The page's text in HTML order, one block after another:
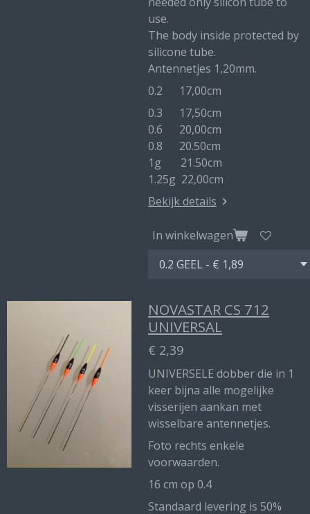
use.
The body inside protected by
silicone tube.
Antennetjes 1,20mm.
0.2 17,00cm
0.3 17,50cm
0.6 20,00cm
0.8 20.50cm
1g 21.50cm
1.25g 22,00cm
Bekijk details
In winkelwagen
NOVASTAR CS 712
UNIVERSAL
€ 2,39
UNIVERSELE dobber die in 1
keer bijna alle mogelijke
visserijen aankan met
wisselbare antennetjes.
Foto rechts enkele
voorwaarden.
16 cm op 0.4
Standaard levering is 50%